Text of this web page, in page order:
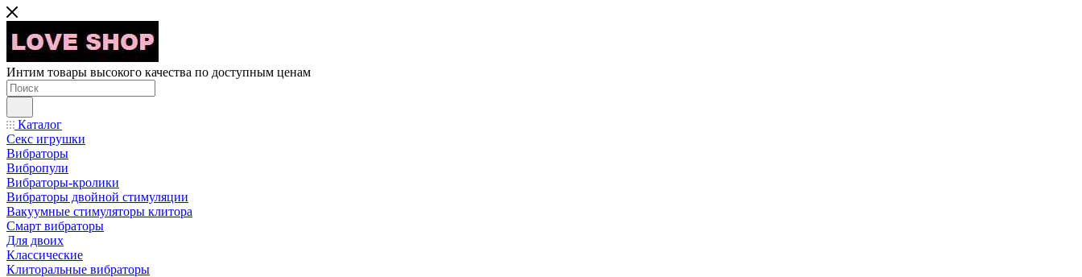
Интим товары высокого качества по доступным ценам
Каталог
Секс игрушки
Вибраторы
Вибропули
Вибраторы-кролики
Вибраторы двойной стимуляции
Вакуумные стимуляторы клитора
Смарт вибраторы
Для двоих
Классические
Клиторальные вибраторы